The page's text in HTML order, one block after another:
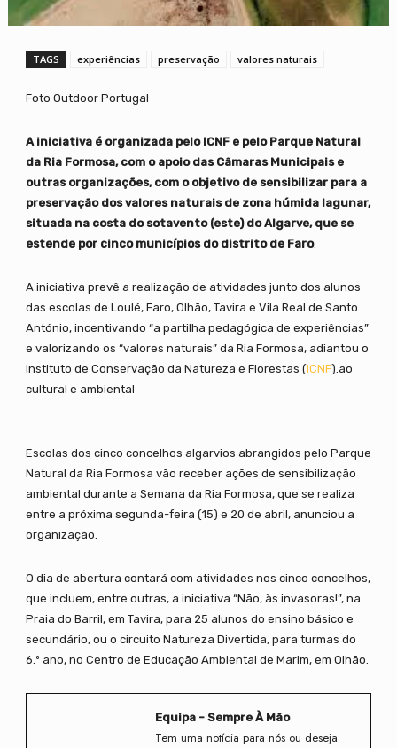
TAGS experiências preservação valores naturais
Foto Outdoor Portugal
A iniciativa é organizada pelo ICNF e pelo Parque Natural
da Ria Formosa, com o apoio das Câmaras Municipais e
outras organizações, com o objetivo de sensibilizar para a
preservação dos valores naturais de zona húmida lagunar,
situada na costa do sotavento (este) do Algarve, que se
estende por cinco municípios do distrito de Faro.
A iniciativa prevê a realização de atividades junto dos alunos
das escolas de Loulé, Faro, Olhão, Tavira e Vila Real de Santo
António, incentivando “a partilha pedagógica de experiências”
e valorizando os “valores naturais” da Ria Formosa, adiantou o
Instituto de Conservação da Natureza e Florestas (ICNF).ao
cultural e ambiental
Escolas dos cinco concelhos algarvios abrangidos pelo Parque
Natural da Ria Formosa vão receber ações de sensibilização
ambiental durante a Semana da Ria Formosa, que se realiza
entre a próxima segunda-feira (15) e 20 de abril, anunciou a
organização.
O dia de abertura contará com atividades nos cinco concelhos,
que incluem, entre outras, a iniciativa “Não, às invasoras!”, na
Praia do Barril, em Tavira, para 25 alunos do ensino básico e
secundário, ou o circuito Natureza Divertida, para turmas do
6.º ano, no Centro de Educação Ambiental de Marim, em Olhão.
Equipa - Sempre À Mão
Tem uma notícia para nós ou deseja